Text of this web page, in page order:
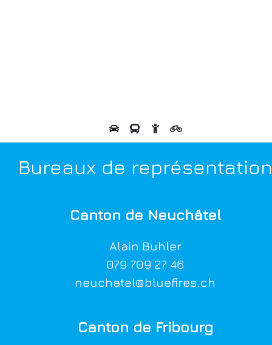
Bureaux de représentation
Canton de Neuchâtel
Alain Buhler
079 709 27 46
neuchatel@bluefires.ch
Canton de Fribourg